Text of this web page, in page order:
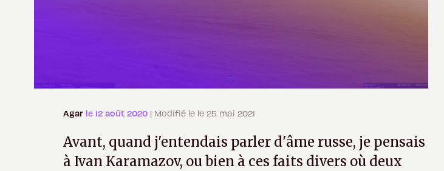
Agar le 12 août 2020 | Modifié le le 25 mai 2021
Avant, quand j'entendais parler d'âme russe, je pensais
à Ivan Karamazov, ou bien à ces faits divers où deux